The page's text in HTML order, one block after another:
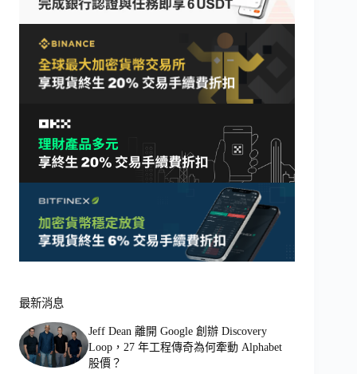
最新消息
Jeff Dean 離開 Google 創辦 Discovery
Loop，27 年工程傳奇為何牽動 Alphabet
股價？